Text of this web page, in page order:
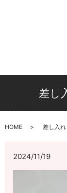
差し
HOME 差し入れ
2024/11/19